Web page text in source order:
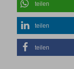
teilen
teilen
teilen